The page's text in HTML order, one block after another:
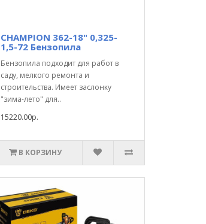
CHAMPION 362-18" 0,325-
1,5-72 Бензопила
Бензопила подходит для работ в
саду, мелкого ремонта и
строительства. Имеет заслонку
"зима-лето" для..
15220.00р.
В КОРЗИНУ